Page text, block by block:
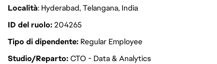
Località: Hyderabad, Telangana, India
ID del ruolo204265
Tipo di dipendente Regular Employee
Studio/RepartoCTO - Data & Analytics